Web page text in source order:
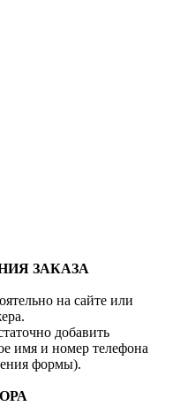
ЗАКАЗА
на сайте или
добавить
имя и номер телефона
формы).